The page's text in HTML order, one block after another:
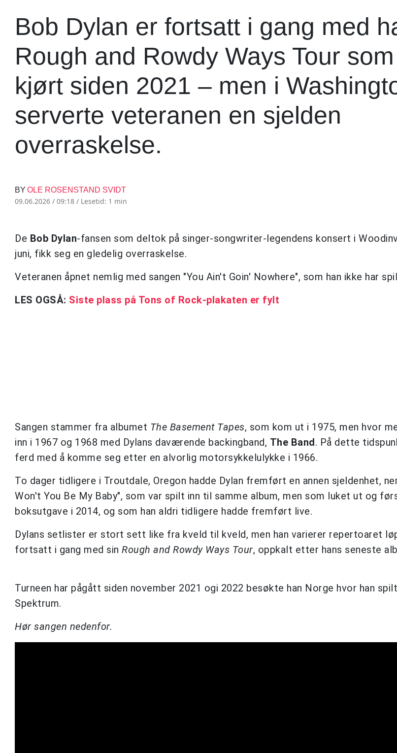
Bob Dylan er fortsatt i gang med
Rough and Rowdy Ways Tour
kjørt siden 2021 – men i
serverte veteranen en sjelden
overraskelse.
BY OLE ROSENSTAND SVIDT
09.06.2026 / 09:18 / Lesetid: 1 min
De Bob Dylan-fansen som deltok på singer-songwriter-legendens konsert i
juni, fikk seg en gledelig overraskelse.
Veteranen åpnet nemlig med sangen "You Ain't Goin' Nowhere", som han ikke har
LES OGSÅ: Siste plass på Tons of Rock-plakaten er fylt
Sangen stammer fra albumet The Basement Tapes, som kom ut i 1975, men hvor
inn i 1967 og 1968 med Dylans daværende backingband, The Band. På dette
ferd med å komme seg etter en alvorlig motorsykkelulykke i 1966.
To dager tidligere i Troutdale, Oregon hadde Dylan fremført en annen sjeldenhet,
Won't You Be My Baby", som var spilt inn til samme album, men som luket ut og
boksutgave i 2014, og som han aldri tidligere hadde fremført live.
Dylans setlister er stort sett like fra kveld til kveld, men han varierer repertoaret
fortsatt i gang med sin Rough and Rowdy Ways Tour, oppkalt etter hans seneste
Turneen har pågått siden november 2021 ogi 2022 besøkte han Norge hvor han
Spektrum.
Hør sangen nedenfor.